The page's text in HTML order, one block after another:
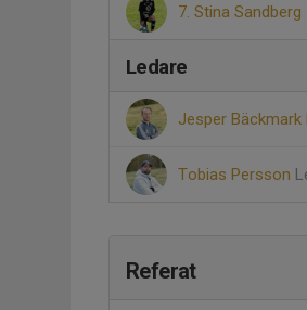
7. Stina Sandberg
Ledare
Jesper Bäckmark
Tobias Persson
Referat